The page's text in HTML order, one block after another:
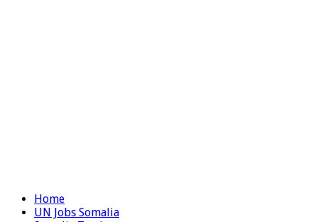
Home
UN Jobs Somalia